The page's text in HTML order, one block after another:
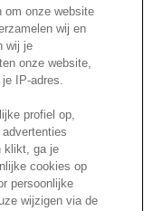
om onze website
wij en
wij je
onze website,
IP-adres.
profiel op,
klikt, ga je
cookies op
persoonlijke
wijzigen via de